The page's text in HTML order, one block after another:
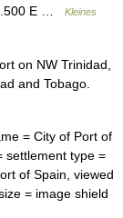
E …
Kleines
on NW Trinidad,
and Tobago.
= City of Port of
settlement type =
of Spain, viewed
= image shield